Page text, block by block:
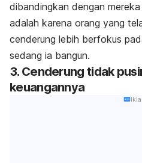
dibandingkan dengan
adalah karena orang yang
cenderung lebih berfokus
sedang ia bangun.
3. Cenderung tidak
keuangannya